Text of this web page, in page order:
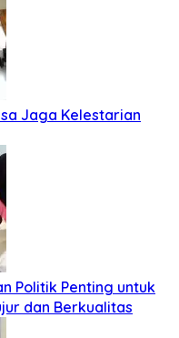
Jaga Kelestarian
Politik Penting untuk
dan Berkualitas